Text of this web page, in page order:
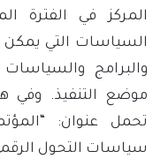
المركز في الفترة
السياسات التي
والبرامج
موضع التنفيذ. وفي
تحمل عنوان:
سياسات التحول